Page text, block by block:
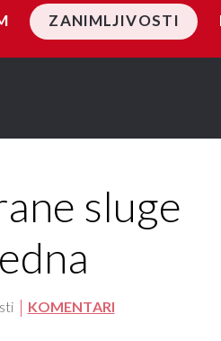
ZANIMLJIVOSTI
sluge
KOMENTARI